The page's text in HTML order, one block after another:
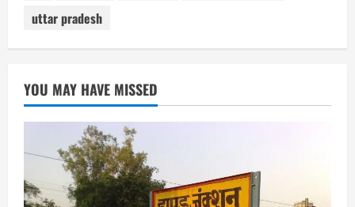
uttar pradesh
YOU MAY HAVE MISSED